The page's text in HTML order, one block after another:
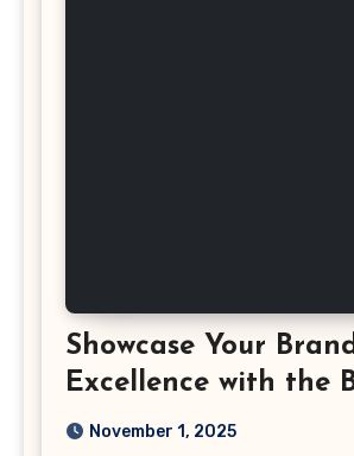
Showcase Your Brand
Excellence with the
Corporate Event
November 1, 2025